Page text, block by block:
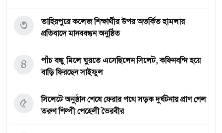
তাহিরপুরে কলেজ শিক্ষার্থীর উপর অতর্কিত হামলার
প্রতিবাদে মানববন্ধন অনুষ্ঠিত
৩
পাঁচ বন্ধু মিলে ঘুরতে এসেছিলেন সিলেট, কফিনবন্দি হয়ে
বাড়ি ফিরছেন সাইফুল
৪
সিলেটে অনুষ্ঠান শেষে ফেরার পথে সড়ক দুর্ঘটনায় প্রাণ গেল
তরুণ শিল্পী পেহেলী ভৈরবীর
৫